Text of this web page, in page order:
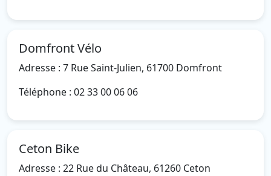
Domfront Vélo
Adresse : 7 Rue Saint-Julien, 61700 Domfront
Téléphone : 02 33 00 06 06
Ceton Bike
Adresse : 22 Rue du Château, 61260 Ceton